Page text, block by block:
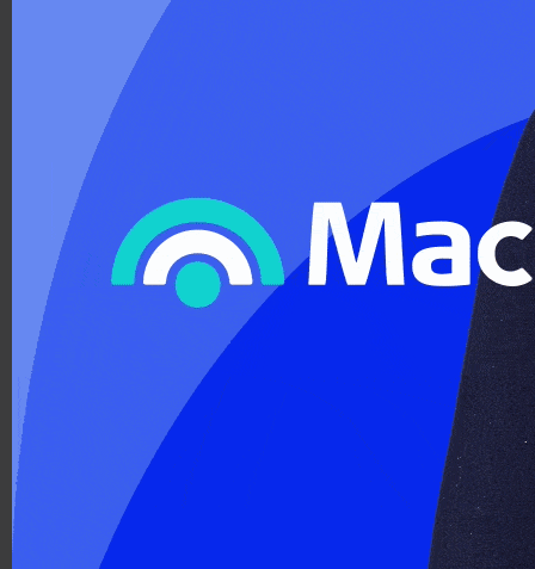
ÚLTIMO MOMENTO :
Detectan cocaína oculta en carne que iba a ser entregada a
›